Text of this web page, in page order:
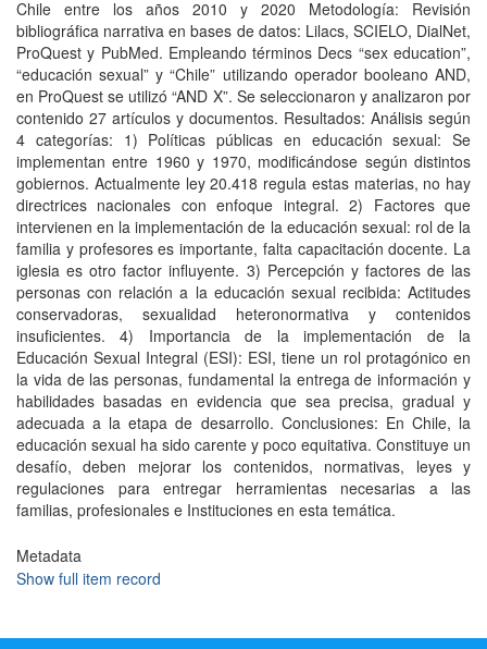
Chile entre los años 2010 y 2020 Metodología: Revisión
bibliográfica narrativa en bases de datos: Lilacs, SCIELO, DialNet,
ProQuest y PubMed. Empleando términos Decs “sex education”,
“educación sexual” y “Chile” utilizando operador booleano AND,
en ProQuest se utilizó “AND X”. Se seleccionaron y analizaron por
contenido 27 artículos y documentos. Resultados: Análisis según
4 categorías: 1) Políticas públicas en educación sexual: Se
implementan entre 1960 y 1970, modificándose según distintos
gobiernos. Actualmente ley 20.418 regula estas materias, no hay
directrices nacionales con enfoque integral. 2) Factores que
intervienen en la implementación de la educación sexual: rol de la
familia y profesores es importante, falta capacitación docente. La
iglesia es otro factor influyente. 3) Percepción y factores de las
personas con relación a la educación sexual recibida: Actitudes
conservadoras, sexualidad heteronormativa y contenidos
insuficientes. 4) Importancia de la implementación de la
Educación Sexual Integral (ESI): ESI, tiene un rol protagónico en
la vida de las personas, fundamental la entrega de información y
habilidades basadas en evidencia que sea precisa, gradual y
adecuada a la etapa de desarrollo. Conclusiones: En Chile, la
educación sexual ha sido carente y poco equitativa. Constituye un
desafío, deben mejorar los contenidos, normativas, leyes y
regulaciones para entregar herramientas necesarias a las
familias, profesionales e Instituciones en esta temática.
Metadata
Show full item record